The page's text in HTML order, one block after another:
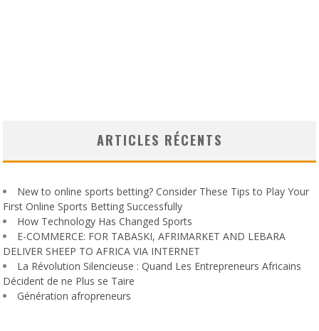
ARTICLES RÉCENTS
New to online sports betting? Consider These Tips to Play Your
First Online Sports Betting Successfully
How Technology Has Changed Sports
E-COMMERCE: FOR TABASKI, AFRIMARKET AND LEBARA
DELIVER SHEEP TO AFRICA VIA INTERNET
La Révolution Silencieuse : Quand Les Entrepreneurs Africains
Décident de ne Plus se Taire
Génération afropreneurs